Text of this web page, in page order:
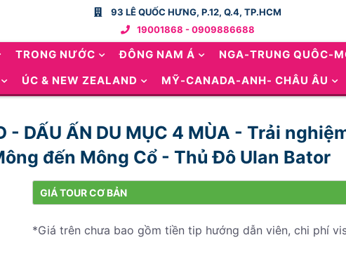
93 LÊ QUỐC HƯNG, P.12, Q.4, TP.HCM
19001868 - 0909886688
TRONG NƯỚC ĐÔNG NAM Á NGA-TRUNG QUÔC-
ÚC & NEW ZEALAND MỸ-CANADA-ANH- CHÂU ÂU
- DẤU ẤN DU MỤC 4 MÙA - Trải
đến Mông Cổ - Thủ Đô Ulan Bator
GIÁ TOUR CƠ BẢN
*Giá trên chưa bao gồm tiền tip hướng dẫn viên, chi phí